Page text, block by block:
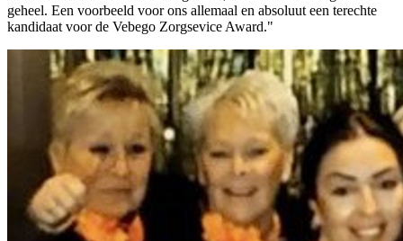
geheel. Een voorbeeld voor ons allemaal en absoluut een terechte
kandidaat voor de Vebego Zorgsevice Award."